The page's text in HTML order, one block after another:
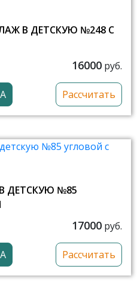
В ДЕТСКУЮ №248 С
16000 руб.
Рассчитать
ДЕТСКУЮ №85
17000 руб.
Рассчитать